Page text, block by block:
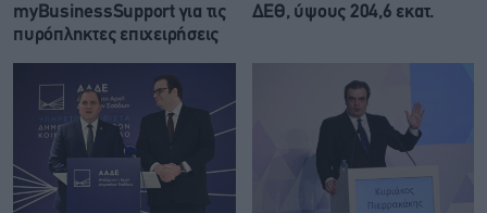
myBusinessSupport για τις
πυρόπληκτες επιχειρήσεις
ΔΕΘ, ύψους 204,6 εκατ.